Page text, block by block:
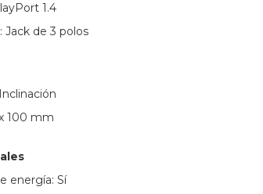
1.4
Jack de 3 polos
100 mm
energía: Sí